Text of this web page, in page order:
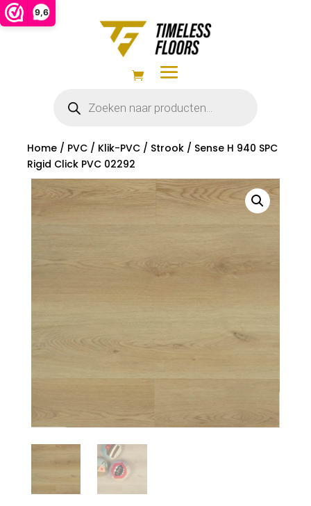
9,6
zoeken
Home/ PVC/ Klik-PVC/ Strook/ Sense H 940 SPC
Rigid Click PVC 02292